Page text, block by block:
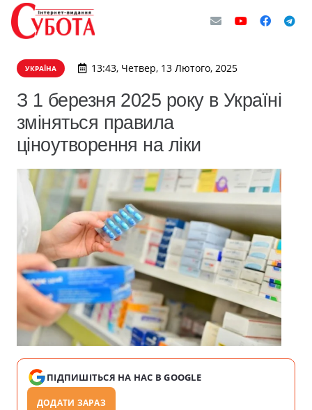
УКРАЇНА 13:43, Четвер, 13 Лютого, 2025
З 1 березня 2025 року в Україні
зміняться правила
ціноутворення на ліки
ПІДПИШІТЬСЯ НА НАС В GOOGLE
ДОДАТИ ЗАРАЗ